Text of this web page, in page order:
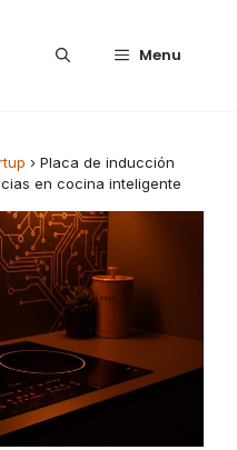
Menu
› Placa de inducción
en cocina inteligente